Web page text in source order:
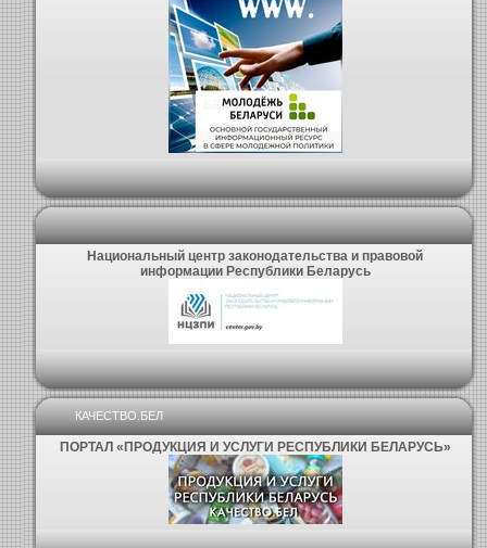
Национальный центр законодательства и правовой
информации Республики Беларусь
КАЧЕСТВО.БЕЛ
ПОРТАЛ «ПРОДУКЦИЯ И УСЛУГИ РЕСПУБЛИКИ БЕЛАРУСЬ»